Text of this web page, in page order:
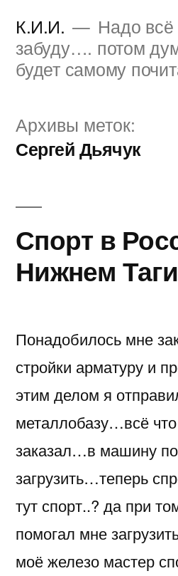
содержимому
К.И.И.
Надо всё
забуду…. потом
будет самому
Архивы меток:
Сергей Дьячук
Спорт в
Нижнем
Понадобилось мне
стройки арматуру и
этим делом я
металлобазу…всё
заказал…в машину
загрузить…теперь
тут спорт..? да при
помогал мне
моё железо мастер